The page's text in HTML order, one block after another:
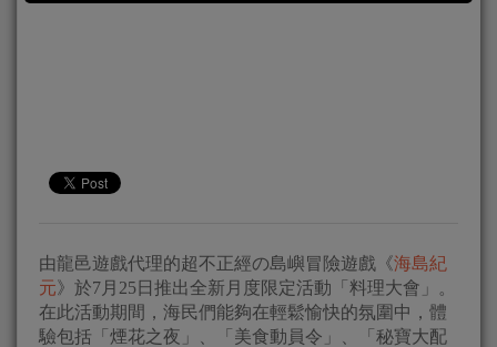
由龍邑遊戲代理的超不正經の島嶼冒險遊戲《海島紀
元》於7月25日推出全新月度限定活動「料理大會」。
在此活動期間，海民們能夠在輕鬆愉快的氛圍中，體
驗包括「煙花之夜」、「美食動員令」、「秘寶大配